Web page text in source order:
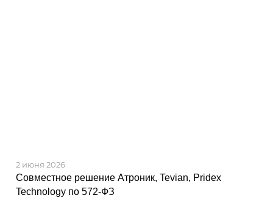
Совместное решение Атроник, Tevian, Pridex
Technology по 572-ФЗ
2 июня 2026